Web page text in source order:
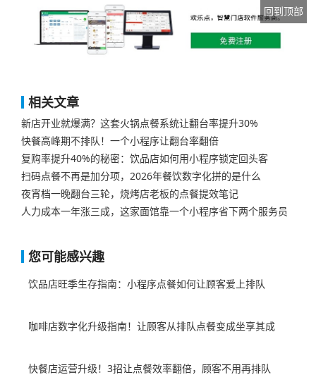
相关文章
新店开业就爆满？这套火锅点餐系统让翻台率提升30%
快餐高峰期不排队！一个小程序让翻台率翻倍
复购率提升40%的秘密：饮品店如何用小程序锁定回头客
扫码点餐不再是加分项，2026年餐饮数字化拼的是什么
夜宵档一晚翻台三轮，烧烤店老板的点餐提效笔记
人力成本一年涨三成，这家面馆靠一个小程序省下两个服务员
您可能感兴趣
饮品店旺季生存指南：小程序点餐如何让顾客爱上排队
咖啡店数字化升级指南！让顾客从排队点餐变成坐享其成
快餐店运营升级！3招让点餐效率翻倍，顾客不用再排队
回到顶部